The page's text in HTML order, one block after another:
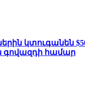
կտուգանեն
համար